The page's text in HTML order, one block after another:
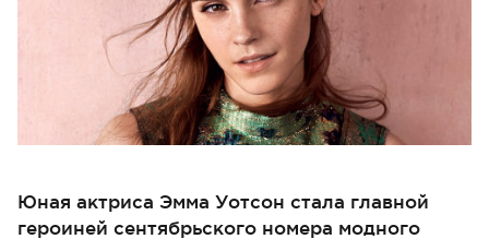
Юная актриса Эмма Уотсон стала главной
героиней сентябрьского номера модного